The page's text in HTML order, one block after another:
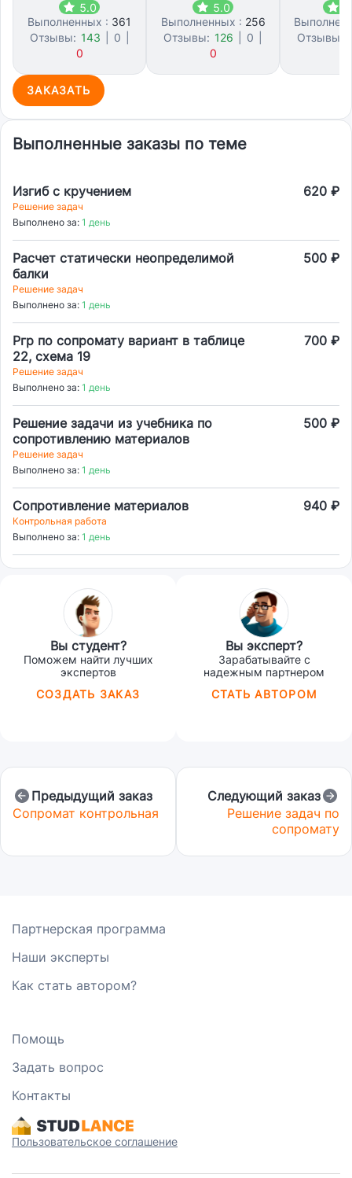
5.0
Выполненных : 361
Отзывы: 143 0
0
5.0
Выполненных : 256
Отзывы: 126 0
0
Отзывы:
ЗАКАЗАТЬ
Выполненные заказы по теме
Изгиб с кручением 620 ₽
Решение задач
Выполнено за: 1 день
Расчет статически неопределимой
балки
500 ₽
Решение задач
Выполнено за: 1 день
Ргр по сопромату вариант в таблице
22, схема 19
700 ₽
Решение задач
Выполнено за: 1 день
Решение задачи из учебника по
сопротивлению материалов
500 ₽
Решение задач
Выполнено за: 1 день
Сопротивление материалов 940 ₽
Контрольная работа
Выполнено за: 1 день
Вы студент?
Поможем найти лучших
экспертов
СОЗДАТЬ ЗАКАЗ
Вы эксперт?
Зарабатывайте с
надежным партнером
СТАТЬ АВТОРОМ
Предыдущий заказ
Сопромат контрольная
Следующий заказ
Решение задач по
сопромату
Партнерская программа
Наши эксперты
Как стать автором?
Помощь
Задать вопрос
Контакты
Пользовательское соглашение